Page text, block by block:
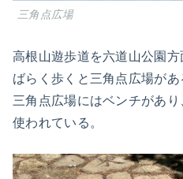
三角点広場
高根山遊歩道を六道山公園
ばらく歩くと三角点広場があ
三角点広場にはベンチがあ
使われている。